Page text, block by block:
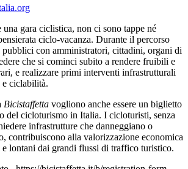
una gara ciclistica, non ci sono tappe né
ciclo-vacanza. Durante il percorso
con amministratori, cittadini, organi di
che si cominci subito a rendere fruibili e
e realizzare primi interventi infrastrutturali
e ciclabilità.
Bicistaffetta vogliono anche essere un biglietto
del cicloturismo in Italia. I cicloturisti, senza
infrastrutture che danneggiano o
contribuiscono alla valorizzazione economica
lontani dai grandi flussi di traffico turistico.